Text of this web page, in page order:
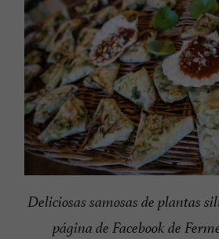
Deliciosas samosas de plantas
página de Facebook de